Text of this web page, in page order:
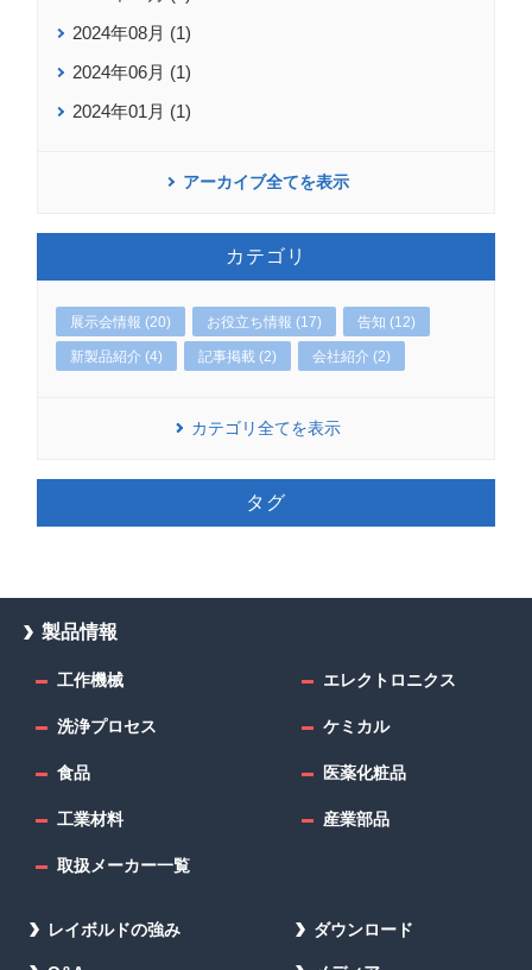
2024年08月 (1)
2024年06月 (1)
2024年01月 (1)
アーカイブ全てを表示
カテゴリ
展示会情報 (20) お役立ち情報 (17) 告知 (12)
新製品紹介 (4) 記事掲載 (2) 会社紹介 (2)
カテゴリ全てを表示
タグ
製品情報
工作機械 エレクトロニクス
洗浄プロセス ケミカル
食品 医薬化粧品
工業材料 産業部品
取扱メーカー一覧
レイボルドの強み ダウンロード